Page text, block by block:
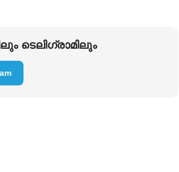
ടെലിഗ്രാമിലും